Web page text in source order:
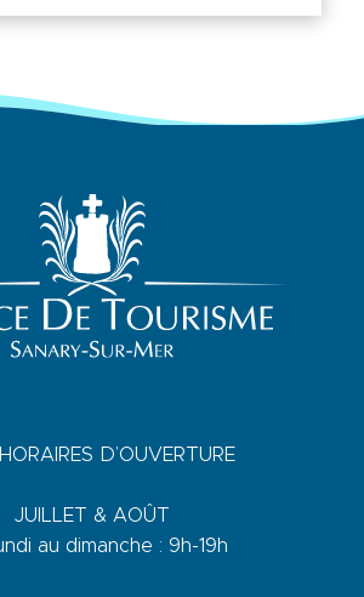
D’OUVERTURE
JUILLET & AOÛT
au dimanche : 9h-19h